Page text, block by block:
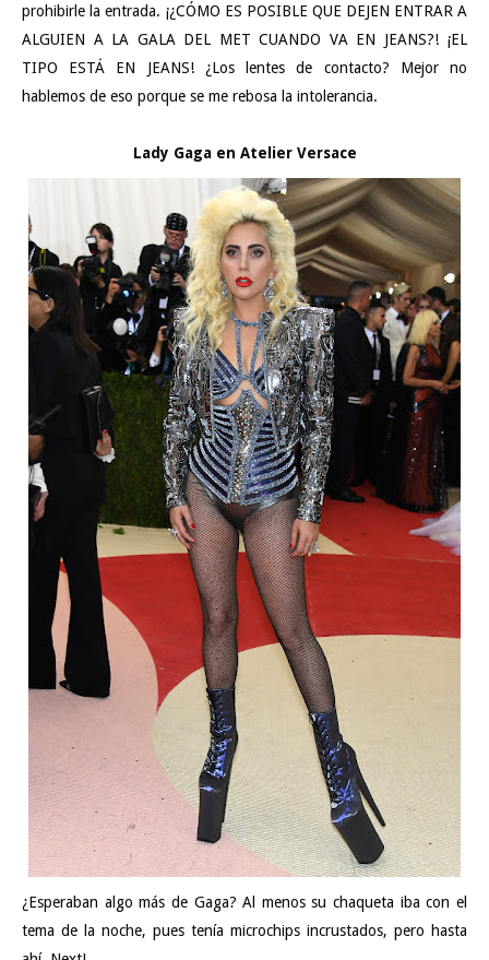
prohibirle la entrada. ¡¿CÓMO ES POSIBLE QUE DEJEN ENTRAR A
ALGUIEN A LA GALA DEL MET CUANDO VA EN JEANS?! ¡EL
TIPO ESTÁ EN JEANS! ¿Los lentes de contacto? Mejor no
hablemos de eso porque se me rebosa la intolerancia.
Lady Gaga en Atelier Versace
¿Esperaban algo más de Gaga? Al menos su chaqueta iba con el
tema de la noche, pues tenía microchips incrustados, pero hasta